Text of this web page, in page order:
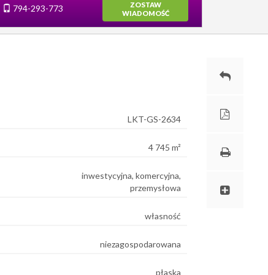
794-293-773
ZOSTAW
WIADOMOŚĆ
LKT-GS-2634
4 745 m²
inwestycyjna, komercyjna,
przemysłowa
własność
niezagospodarowana
płaska